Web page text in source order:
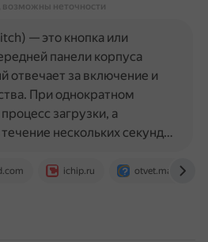
возможны неточности
ichip.ru otvet.mail.ru
— это кнопка или
панели корпуса
отвечает за включение и
При однократном
загрузки, а
нескольких секунд…